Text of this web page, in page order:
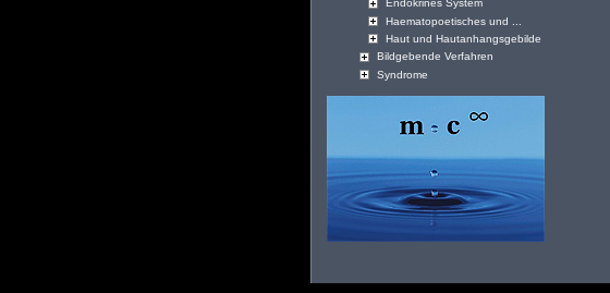
Endokrines System
Haematopoetisches und ...
Haut und Hautanhangsgebilde
Bildgebende Verfahren
Syndrome